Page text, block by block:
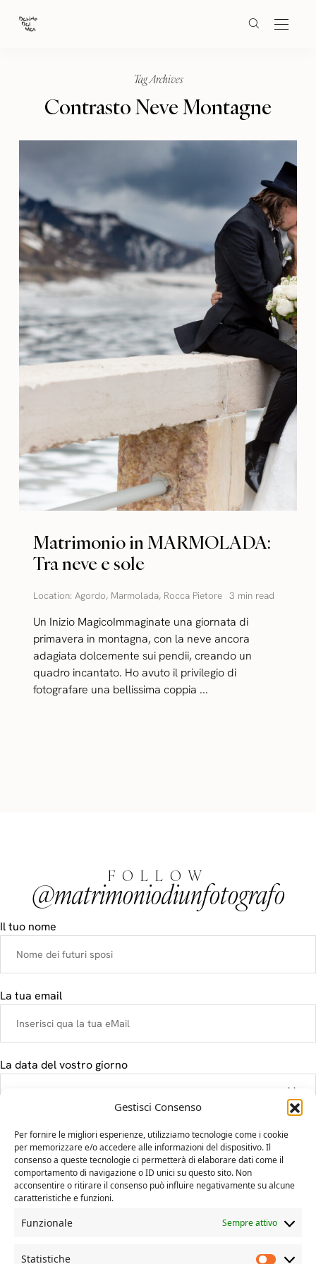
Gestisci Consenso
Per fornire le migliori esperienze, utilizziamo tecnologie come i cookie
per memorizzare e/o accedere alle informazioni del dispositivo. Il
consenso a queste tecnologie ci permetterà di elaborare dati come il
comportamento di navigazione o ID unici su questo sito. Non
acconsentire o ritirare il consenso può influire negativamente su alcune
caratteristiche e funzioni.
Funzionale Sempre attivo
Statistiche
Tag Archives
Contrasto Neve Montagne
Matrimonio in MARMOLADA:
Tra neve e sole
Location:Agordo, Marmolada, Rocca Pietore 3 min read
Un Inizio MagicoImmaginate una giornata di
primavera in montagna, con la neve ancora
adagiata dolcemente sui pendii, creando un
quadro incantato. Ho avuto il privilegio di
fotografare una bellissima coppia ...
FOLLOW
@matrimoniodiunfotografo
Il tuo nome
La tua email
La data del vostro giorno
Il tuo messaggio